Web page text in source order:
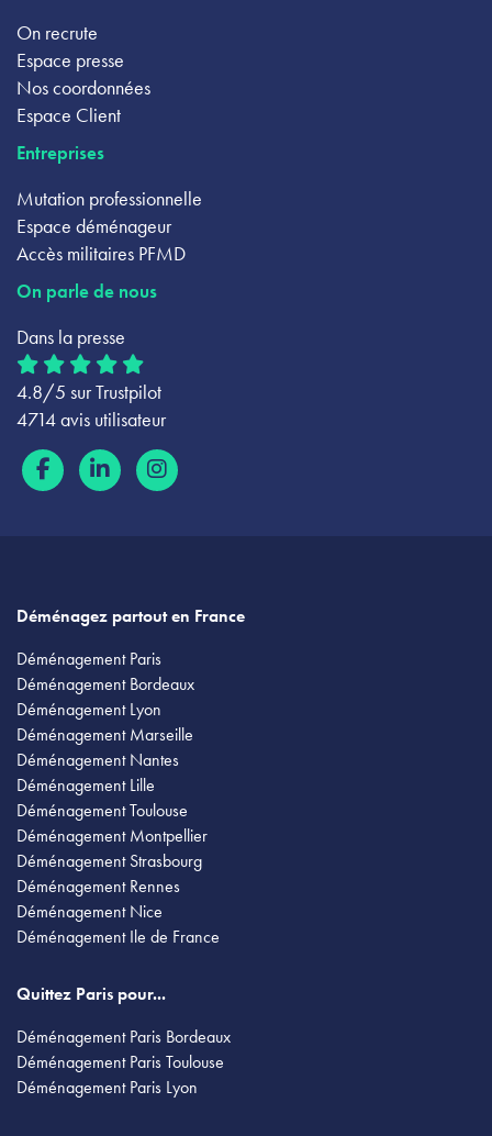
On recrute
Espace presse
Nos coordonnées
Espace Client
Entreprises
Mutation professionnelle
Espace déménageur
Accès militaires PFMD
On parle de nous
Dans la presse
4.8/5 sur Trustpilot
4714 avis utilisateur
Déménagez partout en France
Déménagement Paris
Déménagement Bordeaux
Déménagement Lyon
Déménagement Marseille
Déménagement Nantes
Déménagement Lille
Déménagement Toulouse
Déménagement Montpellier
Déménagement Strasbourg
Déménagement Rennes
Déménagement Nice
Déménagement Ile de France
Quittez Paris pour...
Déménagement Paris Bordeaux
Déménagement Paris Toulouse
Déménagement Paris Lyon